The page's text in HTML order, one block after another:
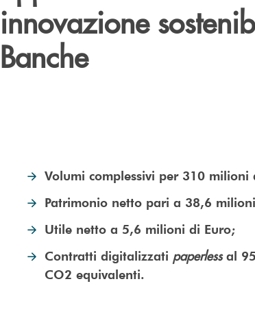
innovazione
Banche
Volumi complessivi per 310 milioni
Patrimonio netto pari a 38,6
Utile netto a 5,6 milioni di Euro;
Contratti digitalizzati paperlessal
CO2 equivalenti.